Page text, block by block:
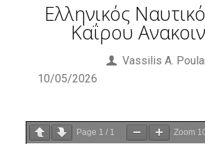
Ελληνικός
Καΐρου
Vassilis Α.
10/05/2026
Page 1 / 1 Zoom